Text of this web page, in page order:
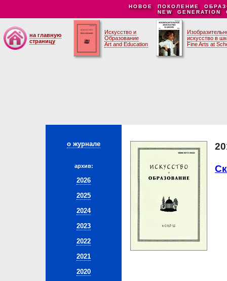
НОВОЕ ПОКОЛЕНИЕ
NEW GENERATION
на главную
страницу
Искусство и
Образование
Art and Education
искусство в
Fine Arts at
о журнале
архив:
2026
2025
2024
2023
2022
2021
2020